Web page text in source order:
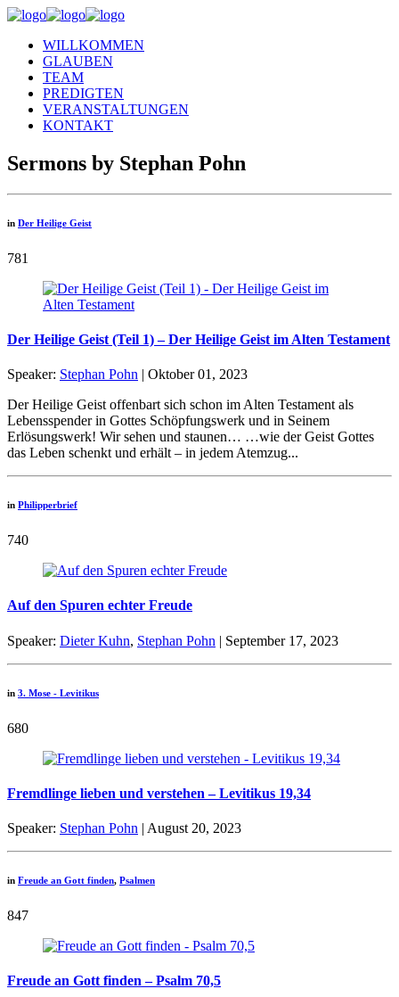
WILLKOMMEN
GLAUBEN
TEAM
PREDIGTEN
VERANSTALTUNGEN
KONTAKT
Sermons by Stephan Pohn
in Der Heilige Geist
781
Der Heilige Geist (Teil 1) – Der Heilige Geist im Alten Testament
Speaker: Stephan Pohn | Oktober 01, 2023
Der Heilige Geist offenbart sich schon im Alten Testament als
Lebensspender in Gottes Schöpfungswerk und in Seinem
Erlösungswerk! Wir sehen und staunen… …wie der Geist Gottes
das Leben schenkt und erhält – in jedem Atemzug...
in Philipperbrief
740
Auf den Spuren echter Freude
Speaker: Dieter Kuhn, Stephan Pohn | September 17, 2023
in 3. Mose - Levitikus
680
Fremdlinge lieben und verstehen – Levitikus 19,34
Speaker: Stephan Pohn | August 20, 2023
in Freude an Gott finden, Psalmen
847
Freude an Gott finden – Psalm 70,5